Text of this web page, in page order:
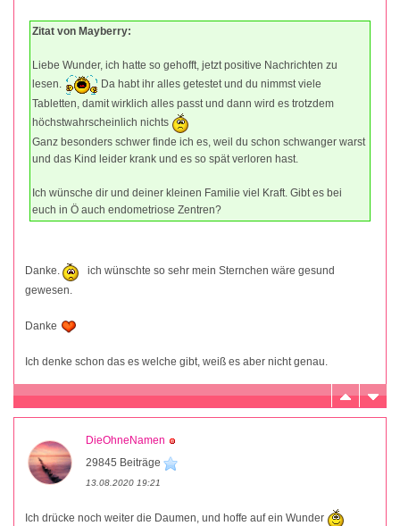
Zitat von Mayberry:
Liebe Wunder, ich hatte so gehofft, jetzt positive Nachrichten zu
lesen.
Da habt ihr alles getestet und du nimmst viele
Tabletten, damit wirklich alles passt und dann wird es trotzdem
höchstwahrscheinlich nichts
Ganz besonders schwer finde ich es, weil du schon schwanger warst
und das Kind leider krank und es so spät verloren hast.
Ich wünsche dir und deiner kleinen Familie viel Kraft. Gibt es bei
euch in Ö auch endometriose Zentren?
Danke.
ich wünschte so sehr mein Sternchen wäre gesund
gewesen.
Danke
Ich denke schon das es welche gibt, weiß es aber nicht genau.
DieOhneNamen
29845 Beiträge
13.08.2020 19:21
Ich drücke noch weiter die Daumen, und hoffe auf ein Wunder